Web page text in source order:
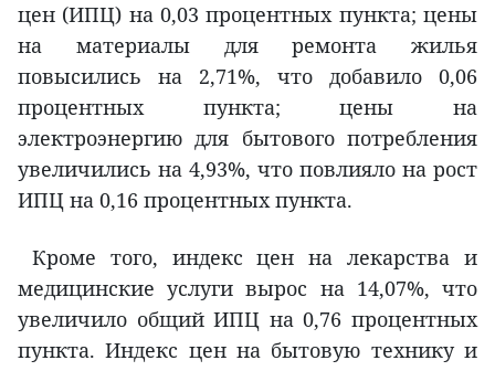
цен (ИПЦ) на 0,03 процентных пункта; цены
на материалы для ремонта жилья
повысились на 2,71%, что добавило 0,06
процентных пункта; цены на
электроэнергию для бытового потребления
увеличились на 4,93%, что повлияло на рост
ИПЦ на 0,16 процентных пункта.
Кроме того, индекс цен на лекарства и
медицинские услуги вырос на 14,07%, что
увеличило общий ИПЦ на 0,76 процентных
пункта. Индекс цен на бытовую технику и